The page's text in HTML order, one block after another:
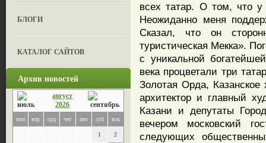
БЛОГИ
КАТАЛОГ САЙТОВ
Архив новостей
август
2026
пон втр срд чет пят суб вск
1 2
всех татар. О том, что у
Неожиданно меня
Сказал, что он
туристическая Мекка».
с уникальной
века процветали три
Золотая Орда,
архитектор и главный
Казани и депутаты
вечером московский
следующих